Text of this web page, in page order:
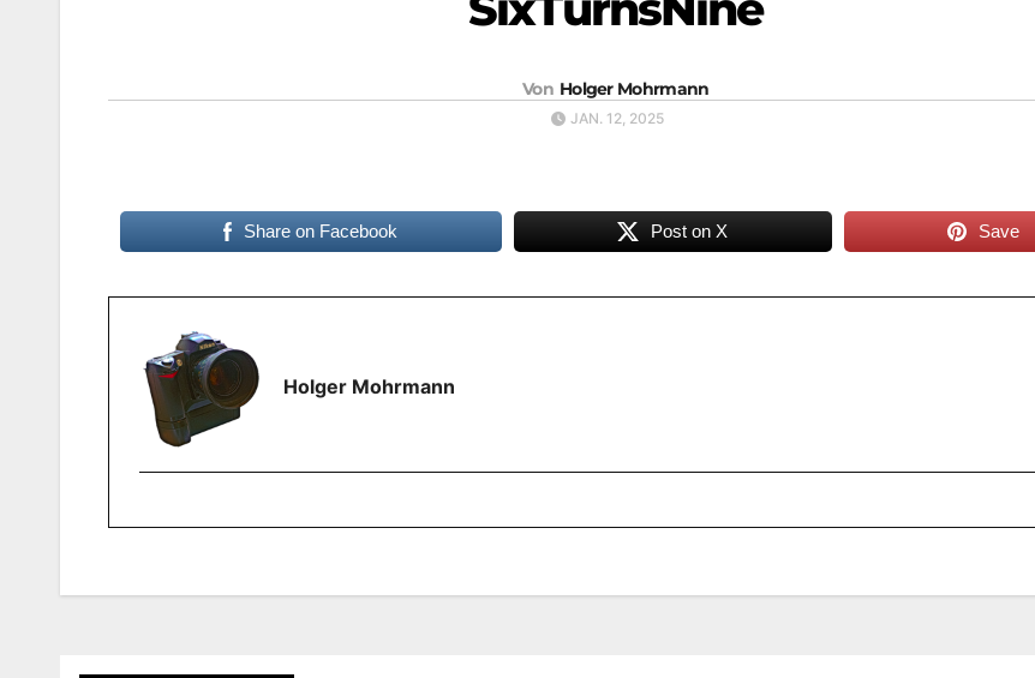
Von Holger Mohrmann
JAN. 12, 2025
Share on Facebook Post on X Save
Holger Mohrmann